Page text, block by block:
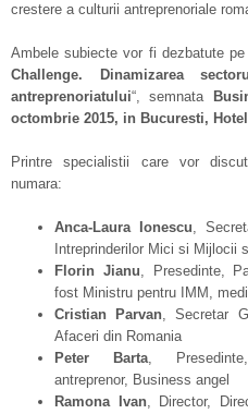
crestere a culturii antreprenoriale
Ambele subiecte vor fi dezbatute
Challenge. Dinamizarea
antreprenoriatului“, semnata
octombrie 2015, in Bucuresti,
Printre specialistii care vor
numara:
Anca-Laura Ionescu,
Intreprinderilor Mici si Mijlocii
Florin Jianu, Presedinte,
fost Ministru pentru IMM,
Cristian Parvan, Secretar
Afaceri din Romania
Peter Barta,
antreprenor, Business angel
Ramona Ivan, Director,